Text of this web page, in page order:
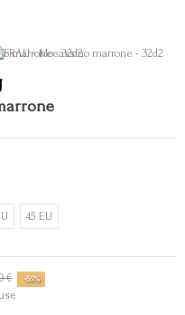
45 EU
€ -55%